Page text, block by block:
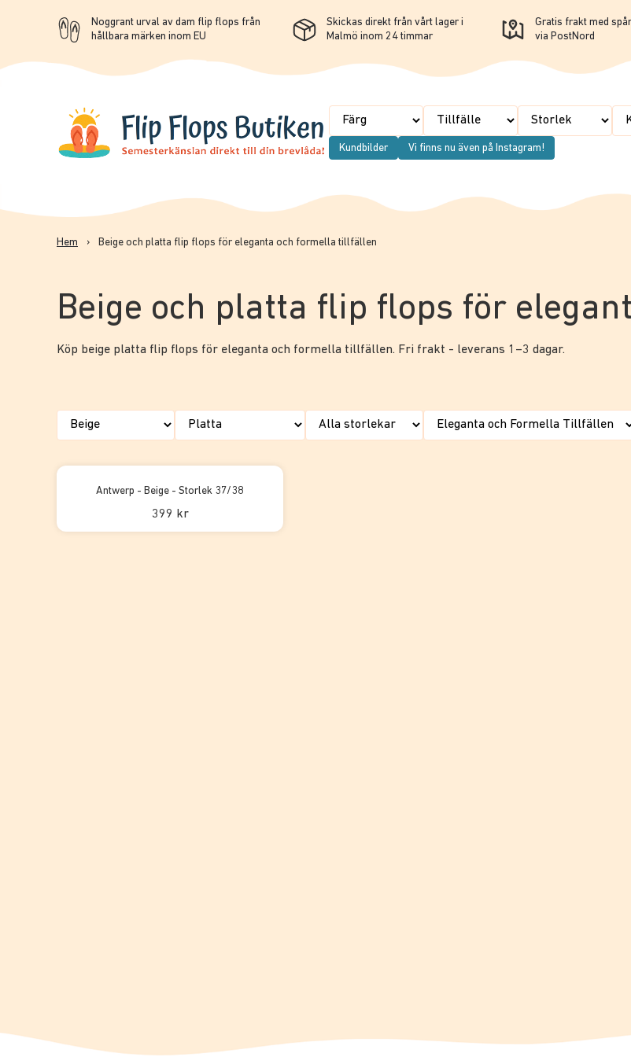
Noggrant urval av dam flip flops från
hållbara märken inom EU
Skickas direkt från vårt lager i
Malmö inom 24 timmar
Gratis frakt med
via PostNord
Kundbilder Vi finns nu även på Instagram!
Hem › Beige och platta flip flops för eleganta och formella tillfällen
Beige och platta flip flops för
Köp beige platta flip flops för eleganta och formella tillfällen. Fri frakt - leverans 1–3 dagar.
Antwerp - Beige - Storlek 37/38
399 kr